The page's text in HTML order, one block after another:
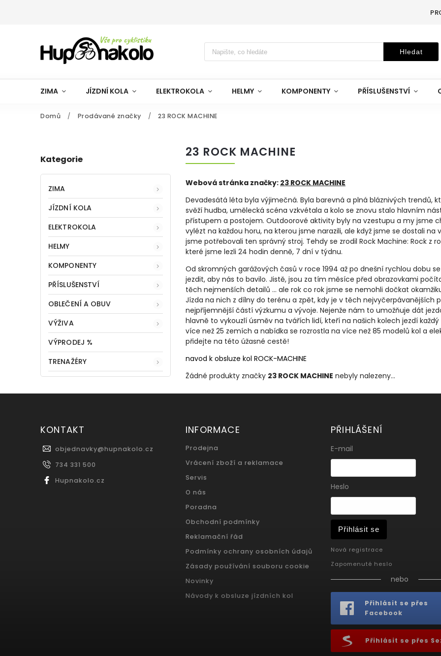
Hledat
ZIMA JÍZDNÍ KOLA ELEKTROKOLA HELMY KOMPONENTY PŘÍSLUŠENSTVÍ
Domů / Prodávané značky / 23 ROCK MACHINE
Kategorie
ZIMA
JÍZDNÍ KOLA
ELEKTROKOLA
HELMY
KOMPONENTY
PŘÍSLUŠENSTVÍ
OBLEČENÍ A OBUV
VÝŽIVA
VÝPRODEJ %
TRENAŽÉRY
23 ROCK MACHINE
Webová stránka značky: 23 ROCK MACHINE
Devadesátá léta byla výjimečná. Byla barevná a plná bláznivých trendů,
svěží hudba, umělecká scéna vzkvétala a kolo se znovu stalo hlavním
přístupem a postojem. Outdoorové aktivity byly na vzestupu a my jsme
vylézt na každou horu, na kterou jsme narazili, ale když jsme se dostali
jsme potřebovali ten správný stroj. Tehdy se zrodil Rock Machine: Rock z
které jsme lezli 24 hodin denně, 7 dní v týdnu.
Od skromných garážových časů v roce 1994 až po dnešní rychlou dobu
jezdit, aby nás to bavilo. Jistě, jsou za tím měsíce před obrazovkami
těch nejmenších detailů ... ale rok co rok jsme se nemohli dočkat
Jízda na nich z dílny do terénu a zpět, kdy je v těch
nejpříjemnější částí výzkumu a vývoje. Nejenže nám to umožňuje dát
hlavně to vykouzlí úsměv na tvářích lidí, kteří na našich kolech jezdí
více než 25 zemích a nabídka se rozrostla na více než 85 modelů kol a
přidejte na této úžasné cestě!
navod k obsluze kol ROCK-MACHINE
Žádné produkty značky 23 ROCK MACHINE nebyly nalezeny...
KONTAKT
objednavky@hupnakolo.cz
734 331 500
Hupnakolo.cz
INFORMACE
Prodejna
Vrácení zboží a reklamace
Servis
O nás
Poradna
Obchodní podmínky
Reklamační řád
Podmínky ochrany osobních údajů
Zásady používání souboru cookie
Novinky
Návody k obsluze jízdních kol
PŘIHLÁŠENÍ
E-mail
Heslo
Přihlásit se
Nová registrace
Zapomenuté heslo
nebo
Přihlásit se přes
Facebook
Přihlásit se přes